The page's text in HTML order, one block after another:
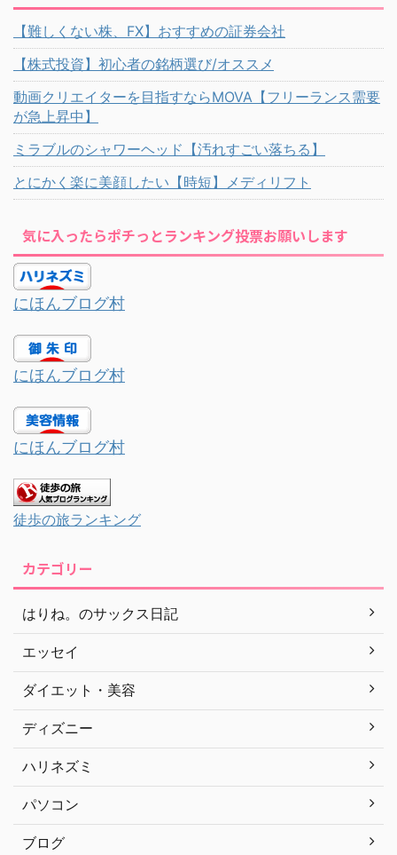
【難しくない株、FX】おすすめの証券会社
【株式投資】初心者の銘柄選び/オススメ
動画クリエイターを目指すならMOVA【フリーランス需要
が急上昇中】
ミラブルのシャワーヘッド【汚れすごい落ちる】
とにかく楽に美顔したい【時短】メディリフト
気に入ったらポチっとランキング投票お願いします
にほんブログ村
にほんブログ村
にほんブログ村
徒歩の旅ランキング
カテゴリー
はりね。のサックス日記
エッセイ
ダイエット・美容
ディズニー
ハリネズミ
パソコン
ブログ